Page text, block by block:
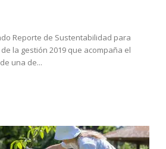
Reporte de Sustentabilidad para
la gestión 2019 que acompaña el
una de...